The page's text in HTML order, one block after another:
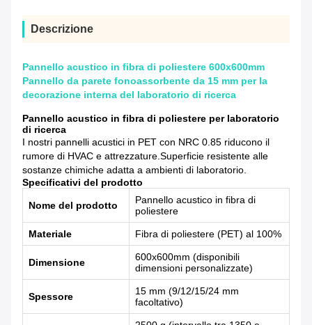
Descrizione
Pannello acustico in fibra di poliestere 600x600mm
Pannello da parete fonoassorbente da 15 mm per la
decorazione interna del laboratorio di ricerca
Pannello acustico in fibra di poliestere per laboratorio
di ricerca
I nostri pannelli acustici in PET con NRC 0.85 riducono il
rumore di HVAC e attrezzature.Superficie resistente alle
sostanze chimiche adatta a ambienti di laboratorio.
Specificativi del prodotto
Nome del prodotto
Pannello acustico in fibra di
poliestere
Materiale Fibra di poliestere (PET) al 100%
Dimensione
600x600mm (disponibili
dimensioni personalizzate)
Spessore
15 mm (9/12/15/24 mm
facoltativo)